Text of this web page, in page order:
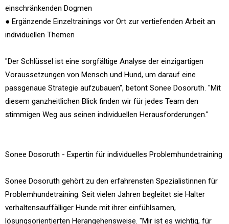
einschränkenden Dogmen
● Ergänzende Einzeltrainings vor Ort zur vertiefenden Arbeit an
individuellen Themen
"Der Schlüssel ist eine sorgfältige Analyse der einzigartigen
Voraussetzungen von Mensch und Hund, um darauf eine
passgenaue Strategie aufzubauen", betont Sonee Dosoruth. "Mit
diesem ganzheitlichen Blick finden wir für jedes Team den
stimmigen Weg aus seinen individuellen Herausforderungen."
Sonee Dosoruth - Expertin für individuelles Problemhundetraining
Sonee Dosoruth gehört zu den erfahrensten Spezialistinnen für
Problemhundetraining. Seit vielen Jahren begleitet sie Halter
verhaltensauffälliger Hunde mit ihrer einfühlsamen,
lösungsorientierten Herangehensweise. "Mir ist es wichtig, für